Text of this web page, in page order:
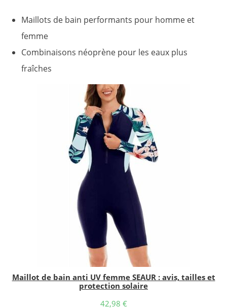
Maillots de bain performants pour homme et
femme
Combinaisons néoprène pour les eaux plus
fraîches
Maillot de bain anti UV femme SEAUR : avis, tailles et
protection solaire
42,98 €